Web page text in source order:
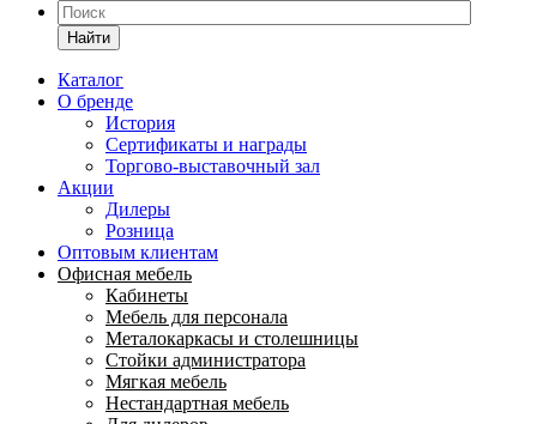
Найти
Каталог
О бренде
История
Сертификаты и награды
Торгово-выставочный зал
Акции
Дилеры
Розница
Оптовым клиентам
Офисная мебель
Кабинеты
Мебель для персонала
Металокаркасы и столешницы
Стойки администратора
Мягкая мебель
Нестандартная мебель